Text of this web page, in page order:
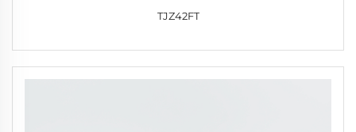
TJZ42FT